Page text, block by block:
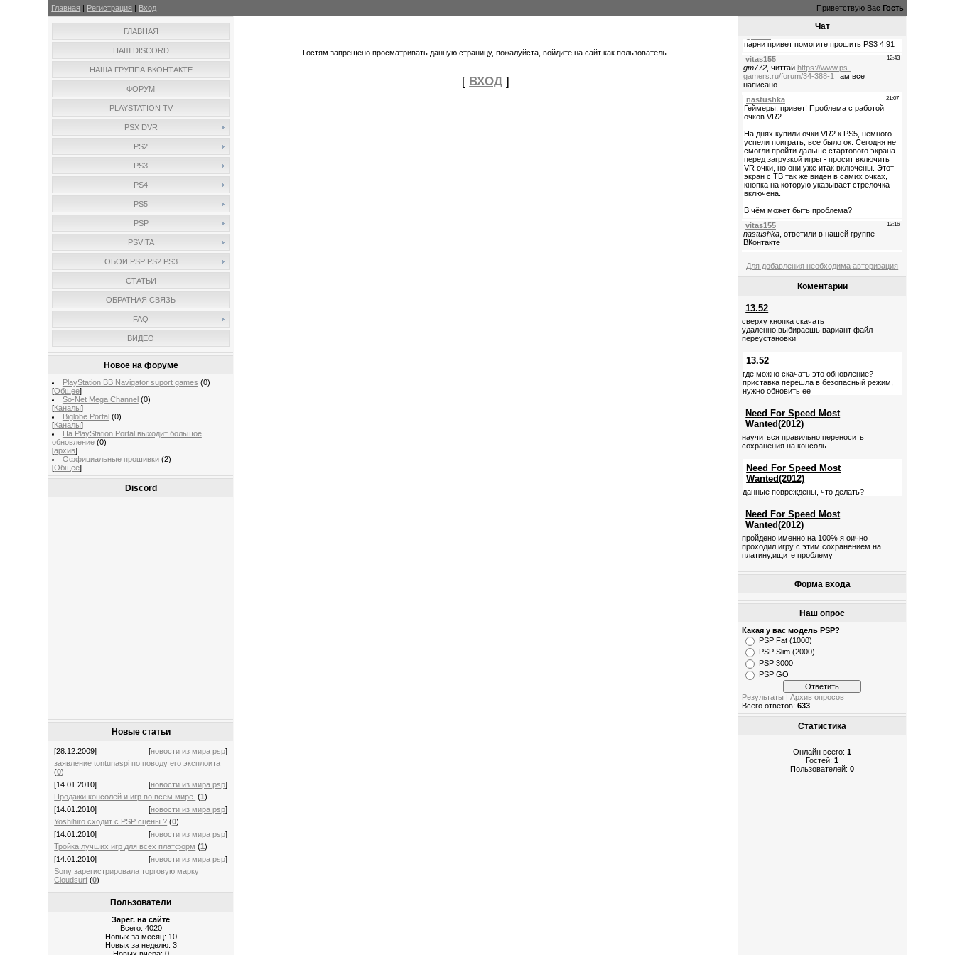
Главная | Регистрация | Вход Приветствую Вас Гость
ГЛАВНАЯ
НАШ DISCORD
НАША ГРУППА ВКОНТАКТЕ
ФОРУМ
PLAYSTATION TV
PSX DVR
PS2
PS3
PS4
PS5
PSP
PSVITA
ОБОИ PSP PS2 PS3
СТАТЬИ
ОБРАТНАЯ СВЯЗЬ
FAQ
ВИДЕО
Новое на форуме
PlayStation BB Navigator suport games (0)
[Общее]
So-Net Mega Channel (0)
[Каналы]
Biglobe Portal (0)
[Каналы]
На PlayStation Portal выходит большое
обновление (0)
[архив]
Оффициальные прошивки (2)
[Общее]
Discord
Новые статьи
[28.12.2009] [новости из мира psp]
заявление tontunaspi по поводу его эксплоита
(0)
[14.01.2010]
[новости из мира psp]
Продажи консолей и игр во всем мире. (1)
[14.01.2010]
[новости из мира psp]
Yoshihiro сходит с PSP сцены ? (0)
[14.01.2010]
[новости из мира psp]
Тройка лучших игр для всех платформ (1)
[14.01.2010]
[новости из мира psp]
Sony зарегистрировала торговую марку
Cloudsurf (0)
Пользователи
Зарег. на сайте
Всего: 4020
Новых за месяц: 10
Новых за неделю: 3
Гостям запрещено просматривать данную страницу, пожалуйста, войдите на сайт как пользователь.
[ ВХОД ]
Чат
Для добавления необходима авторизация
Коментарии
13.52
сверху кнопка скачать
удаленно,выбираешь вариант файл
переустановки
13.52
где можно скачать это обновление?
приставка перешла в безопасный режим,
нужно обновить ее
Need For Speed Most
Wanted(2012)
научиться правильно переносить
сохранения на консоль
Need For Speed Most
Wanted(2012)
данные повреждены, что делать?
Need For Speed Most
Wanted(2012)
пройдено именно на 100% я оично
проходил игру с этим сохранением на
платину,ищите проблему
Форма входа
Наш опрос
Какая у вас модель PSP?
PSP Fat (1000)
PSP Slim (2000)
PSP 3000
PSP GO
Результаты |Архив опросов
Всего ответов:633
Статистика
Онлайн всего:1
Гостей:1
Пользователей:0